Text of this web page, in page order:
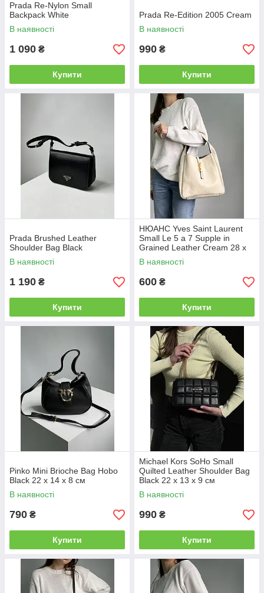
Prada Re-Nylon Small
Backpack White
В наявності
1 090 ₴
Купити
Prada Re-Edition 2005 Cream
В наявності
990 ₴
Купити
Prada Brushed Leather
Shoulder Bag Black
В наявності
1 190 ₴
Купити
НЮАНС Yves Saint Laurent
Small Le 5 a 7 Supple in
Grained Leather Cream 28 х
28 х 8 см
В наявності
600 ₴
Купити
Pinko Mini Brioche Bag Hobo
Black 22 x 14 x 8 см
В наявності
790 ₴
Купити
Michael Kors SoHo Small
Quilted Leather Shoulder Bag
Black 22 х 13 х 9 см
В наявності
990 ₴
Купити